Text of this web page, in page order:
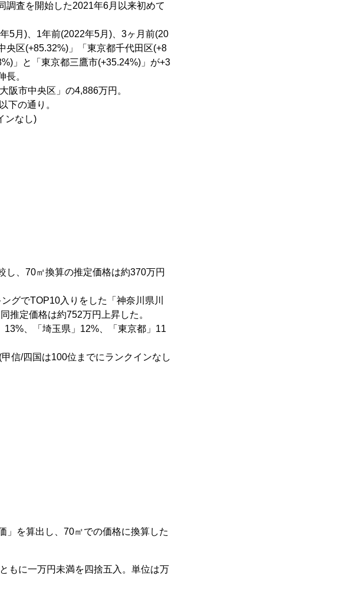
調査を開始した2021年6月以来初めて
5月)、1年前(2022年5月)、3ヶ月前(20
央区(+85.32%)」「東京都千代田区(+8
」と「東京都三鷹市(+35.24%)」が+3
。
阪市中央区」の4,886万円。
下の通り。
ンなし)
し、70㎡換算の推定価格は約370万円
グでTOP10入りをした「神奈川県川
推定価格は約752万円上昇した。
、「埼玉県」12%、「東京都」11
信/四国は100位までにランクインなし
」を算出し、70㎡での価格に換算した
もに一万円未満を四捨五入。単位は万